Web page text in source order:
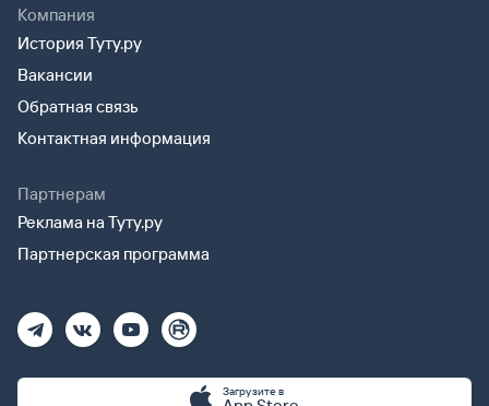
Компания
История Туту.ру
Вакансии
Обратная связь
Контактная информация
Партнерам
Реклама на Туту.ру
Партнерская программа
Загрузите в